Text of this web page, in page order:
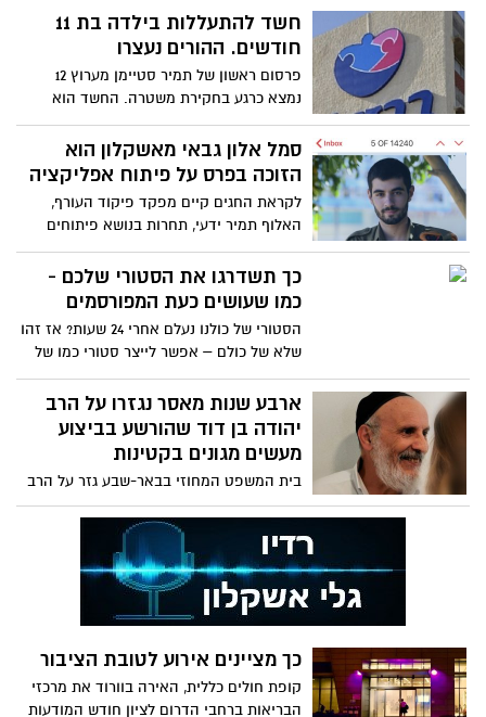
חשד להתעללות בילדה בת 11
חודשים. ההורים נעצרו
פרסום ראשון של תמיר סטיימן מערוץ 12
נמצא כרגע בחקירת משטרה. החשד הוא
שאימו התעללה בו והתינוקת הגיע אתמול
לבית החולים ומשם הובהלה לבית החולים
סורוקה עם פגיעות ראש חמורות. שכן ששמע
סמל אלון גבאי מאשקלון הוא
הזוכה בפרס על פיתוח אפליקציה
לקראת החגים קיים מפקד פיקוד העורף,
האלוף תמיר ידעי, תחרות בנושא פיתוחים
והתייעלויות
כך תשדרגו את הסטורי שלכם -
כמו שעושים כעת המפורסמים
הסטורי של כולנו נעלם אחרי 24 שעות? אז זהו
שלא של כולם – אפשר לייצר סטורי כמו של
המפורסמים באמצעות פיצ'ר ה"סטורי
היילייטס" - שמאפשר לנו להציג לראווה
סטוריז מוצלחים במיוחד, כאלה שהיו
פופולריים וזכו להרבה צפיות, וגם כאלה
שעדין רלוונטיים. אפשר אפילו לייצר את
ההיילייטס לפי נושאים, לתת כותרות מעניינות
ולמשוך באופן הזה עוד עוקבים לפרופיל
ארבע שנות מאסר נגזרו על הרב
יהודה בן דוד שהורשע בביצוע
מעשים מגונים בקטינות
בית המשפט המחוזי בבאר-שבע גזר על הרב
יהודה בן דוד,בן 70 מאשדוד, עונש של 4 שנות
מאסר בפועל בגין ביצוע עבירות של מעשים
מגונים כלפי שלוש אחיות בנות משפחה אחת,
בהיותן קטינות. בנוסף, פסק ביהמ"ש כי
הנאשם ישלם למתלוננות פיצוי בסכום כולל
כך מציינים אירוע לטובת הציבור
קופת חולים כללית, האירה בוורוד את מרכזי
הבריאות ברחבי הדרום לציון חודש המודעות